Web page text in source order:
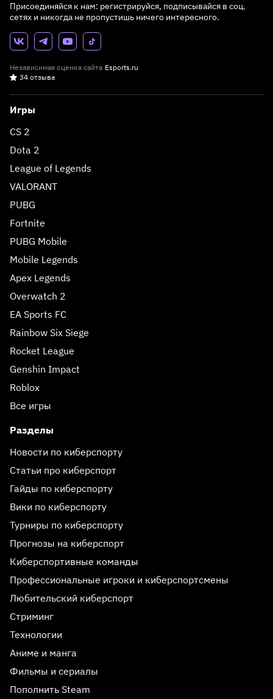
Присоединяйся к нам: регистрируйся, подписывайся в соц.
сетях и никогда не пропустишь ничего интересного.
Независимая оценка сайта Esports.ru
34 отзыва
Игры
CS 2
Dota 2
League of Legends
VALORANT
PUBG
Fortnite
PUBG Mobile
Mobile Legends
Apex Legends
Overwatch 2
EA Sports FC
Rainbow Six Siege
Rocket League
Genshin Impact
Roblox
Все игры
Разделы
Новости по киберспорту
Статьи про киберспорт
Гайды по киберспорту
Вики по киберспорту
Турниры по киберспорту
Прогнозы на киберспорт
Киберспортивные команды
Профессиональные игроки и киберспортсмены
Любительский киберспорт
Стриминг
Технологии
Аниме и манга
Фильмы и сериалы
Пополнить Steam